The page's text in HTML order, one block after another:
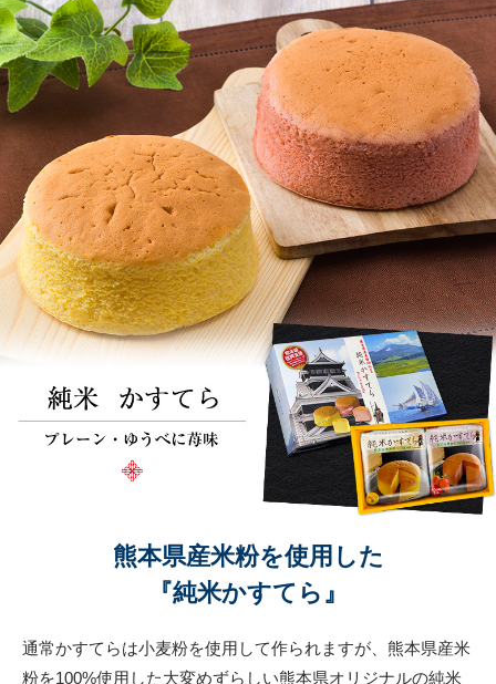
熊本県産米粉を使用した
『純米かすてら』
通常かすてらは小麦粉を使用して作られますが、熊本県産米
粉を100%使用した大変めずらしい熊本県オリジナルの純米